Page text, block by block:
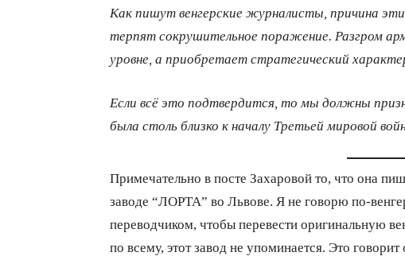
Как пишут венгерские журналисты, причина
терпят сокрушительное поражение. Разгром
уровне, а приобретает стратегический
Если всё это подтвердится, то мы должны
была столь близко к началу Третьей мировой
Примечательно в посте Захаровой то, что она
заводе “ЛОРТА” во Львове. Я не говорю по-
переводчиком, чтобы перевести оригинальную
по всему, этот завод не упоминается. Это